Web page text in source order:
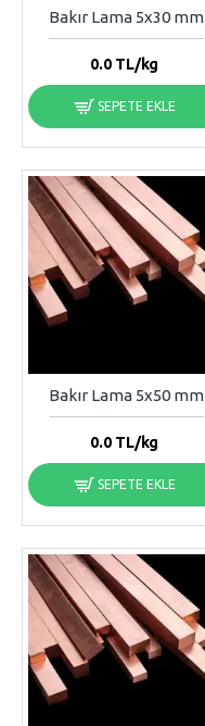
Bakır Lama 5x30 mm
0.0TL/kg
SEPETE EKLE
Bakır Lama 5x50 mm
0.0TL/kg
SEPETE EKLE